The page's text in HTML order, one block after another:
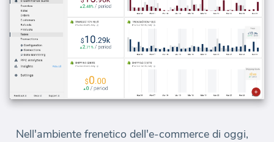
Nell'ambiente frenetico dell'e-commerce di oggi,